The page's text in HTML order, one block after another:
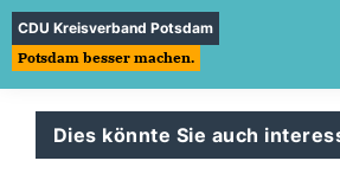
CDU Kreisverband Potsdam
Potsdam besser machen.
Dies könnte Sie auch